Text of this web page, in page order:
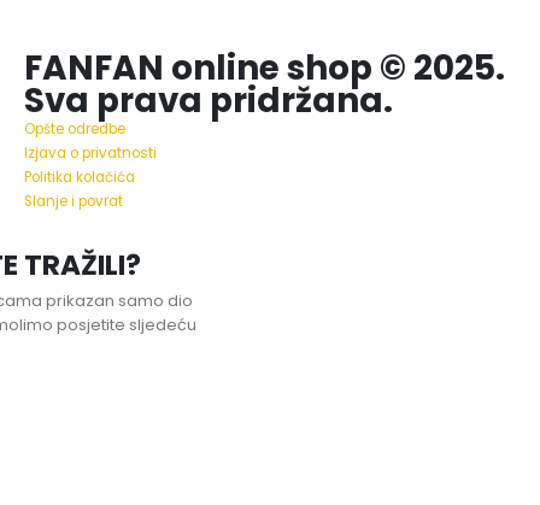
FANFAN online shop © 2025.
Sva prava pridržana.
Opšte odredbe
Izjava o privatnosti
Politika kolačića
Slanje i povrat
TRAŽILI?
prikazan samo dio
posjetite sljedeću